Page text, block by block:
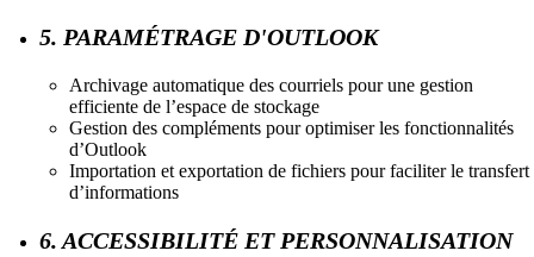
5. PARAMÉTRAGE D'OUTLOOK
Archivage automatique des courriels pour une gestion
efficiente de l’espace de stockage
Gestion des compléments pour optimiser les fonctionnalités
d’Outlook
Importation et exportation de fichiers pour faciliter le transfert
d’informations
6. ACCESSIBILITÉ ET PERSONNALISATION